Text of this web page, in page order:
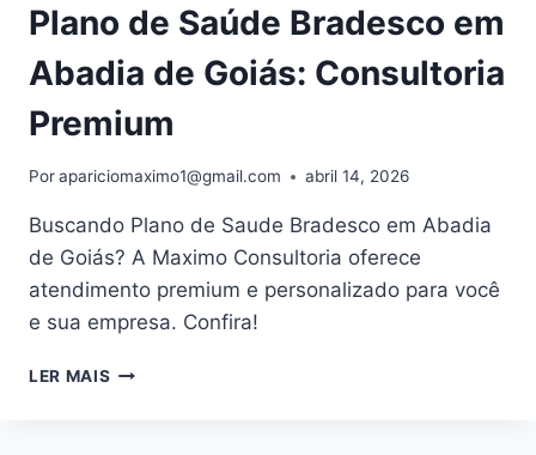
Plano de Saúde Bradesco em
Abadia de Goiás: Consultoria
Premium
Porapariciomaximo1@gmail.com abril 14, 2026
Buscando Plano de Saude Bradesco em Abadia
de Goiás? A Maximo Consultoria oferece
atendimento premium e personalizado para você
e sua empresa. Confira!
LER MAIS PLANO